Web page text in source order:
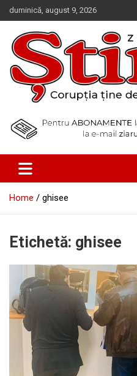
Skip
to
content
duminică, august 9, 2026
Ziarul Știrea
Home ghisee
Etichetă: ghisee